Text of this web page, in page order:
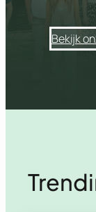
Bekijk